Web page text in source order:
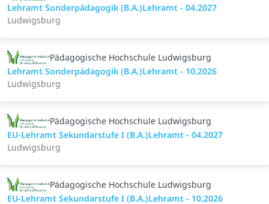
Lehramt Sonderpädagogik (B.A.)Lehramt - 04.2027
Ludwigsburg
Pädagogische Hochschule Ludwigsburg
Lehramt Sonderpädagogik (B.A.)Lehramt - 10.2026
Ludwigsburg
Pädagogische Hochschule Ludwigsburg
EU-Lehramt Sekundarstufe I (B.A.)Lehramt - 04.2027
Ludwigsburg
Pädagogische Hochschule Ludwigsburg
EU-Lehramt Sekundarstufe I (B.A.)Lehramt - 10.2026